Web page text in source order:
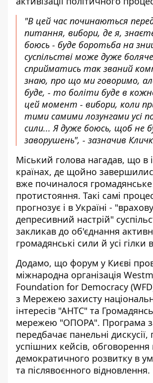
"В цей час починаються
питання, вибори, де я,
боюсь - буде боротьба на
суспільстві може дуже боляче
сприйматись так званий
знаю, про що ми говоримо,
буде, - то боліти буде в
цей момент - вибори, коли
тими самими лозунгами усі
сили... Я дуже боюсь, щоб не
заворушень", - зазначив
Міський голова нагадав, що в
країнах, де щойно
вже починалося громадянське
протистояння. Такі самі
прогнозує і в Україні -
депресивний настрій"
закликав до об'єднання
громадянські сили й усі гілки
Додамо, що форум у Києві
міжнародна організація
Foundation for Democracy
з Мережею захисту
інтересів "АНТС" та
мережею "ОПОРА". Програма
передбачає панельні дискусії,
успішних кейсів, обговорення
демократичного розвитку в
та післявоєнного відновлення.